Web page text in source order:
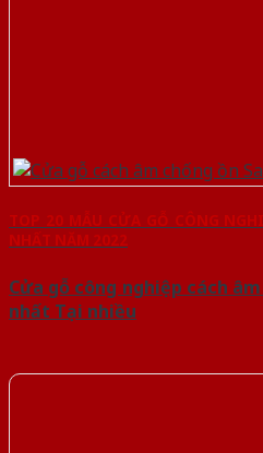
TOP 20 MẪU CỬA GỖ CÔNG
NHẤT NĂM 2022
Cửa gỗ công nghiệp cách
nhất Tại nhiều